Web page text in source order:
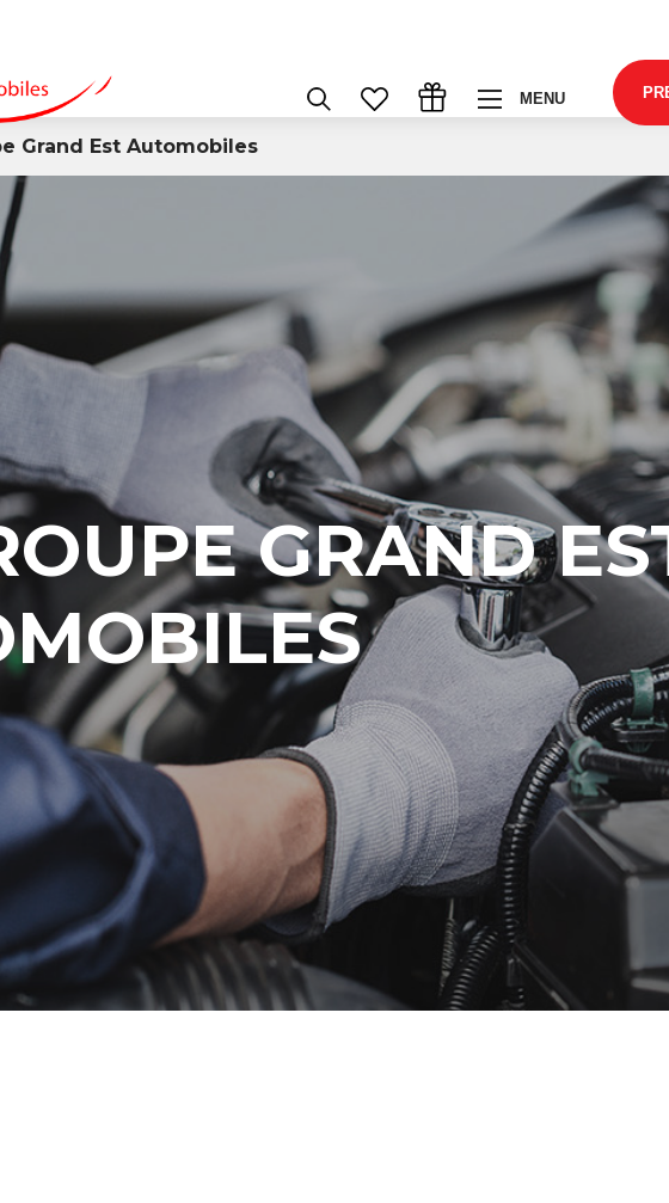
MENU
Grand Est Automobiles
GRAND